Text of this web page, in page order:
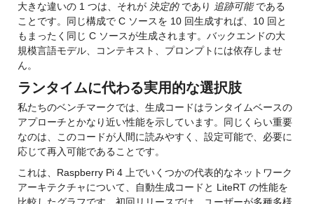
大きな違いの 1 つは、それが 決定的 であり 追跡可能 である
ことです。同じ構成で C ソースを 10 回生成すれば、10 回と
もまったく同じ C ソースが生成されます。バックエンドの大
規模言語モデル、コンテキスト、プロンプトには依存しませ
ん。
ランタイムに代わる実用的な選択肢
私たちのベンチマークでは、生成コードはランタイムベースの
アプローチとかなり近い性能を示しています。同じくらい重要
なのは、このコードが人間に読みやすく、設定可能で、必要に
応じて再入可能であることです。
これは、Raspberry Pi 4 上でいくつかの代表的なネットワーク
アーキテクチャについて、自動生成コードと LiteRT の性能を